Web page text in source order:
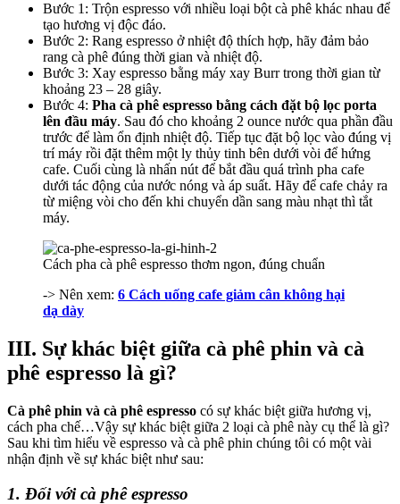
Bước 1: Trộn espresso với nhiều loại bột cà phê khác nhau để
tạo hương vị độc đáo.
Bước 2: Rang espresso ở nhiệt độ thích hợp, hãy đảm bảo
rang cà phê đúng thời gian và nhiệt độ.
Bước 3: Xay espresso bằng máy xay Burr trong thời gian từ
khoảng 23 – 28 giây.
Bước 4: Pha cà phê espresso bằng cách đặt bộ lọc porta
lên đầu máy. Sau đó cho khoảng 2 ounce nước qua phần đầu
trước để làm ổn định nhiệt độ. Tiếp tục đặt bộ lọc vào đúng vị
trí máy rồi đặt thêm một ly thủy tinh bên dưới vòi để hứng
cafe. Cuối cùng là nhấn nút để bắt đầu quá trình pha cafe
dưới tác động của nước nóng và áp suất. Hãy để cafe chảy ra
từ miệng vòi cho đến khi chuyển dần sang màu nhạt thì tắt
máy.
Cách pha cà phê espresso thơm ngon, đúng chuẩn
-> Nên xem: 6 Cách uống cafe giảm cân không hại
dạ dày
III. Sự khác biệt giữa cà phê phin và cà
phê espresso là gì?
Cà phê phin và cà phê espresso có sự khác biệt giữa hương vị,
cách pha chế…Vậy sự khác biệt giữa 2 loại cà phê này cụ thể là gì?
Sau khi tìm hiểu về espresso và cà phê phin chúng tôi có một vài
nhận định về sự khác biệt như sau:
1. Đối với cà phê espresso